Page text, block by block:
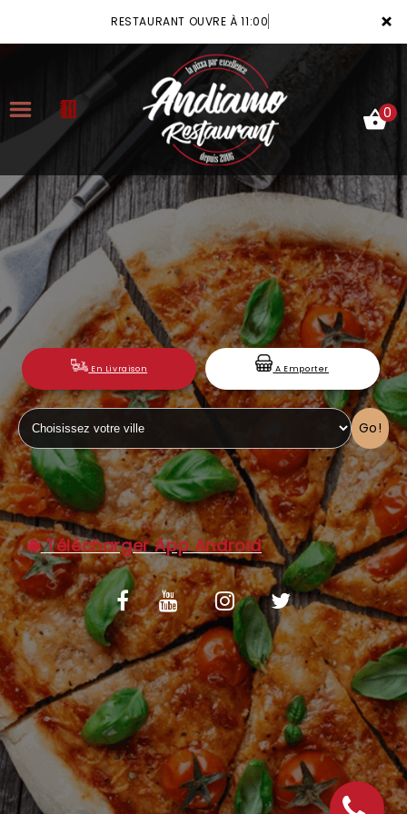
×
RESTAURANT OUVRE À 11:00
ACCUEIL
LA CARTE
VOTRE COMPTE
NOTRE RESTAURANT
VOS AVIS
MENTIONS LÉGALES
C.G.V
0
En Livraison A Emporter
Go!
Télécharger App Android